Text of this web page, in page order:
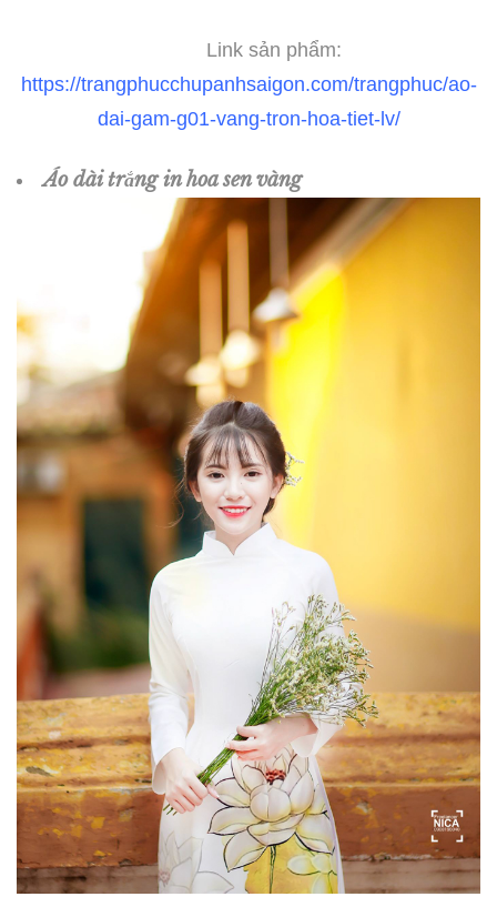
Link sản phẩm:
https://trangphucchupanhsaigon.com/trangphuc/ao-
dai-gam-g01-vang-tron-hoa-tiet-lv/
Áo dài trắng in hoa sen vàng